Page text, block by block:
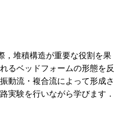
，堆積構造が重要な役割を果
るベッドフォームの形態を反
動流・複合流によって形成さ
実験を行いながら学びます．